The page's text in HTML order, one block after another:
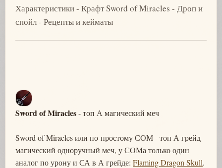
Характеристики - Крафт Sword of Miracles - Дроп и
спойл - Рецепты и кейматы
Sword of Miracles- топ А магический меч
Sword of Miracles или по-простому СОМ - топ А грейд
магический одноручный меч, у СОМа только один
аналог по урону и СА в А грейде: Flaming Dragon Skull.